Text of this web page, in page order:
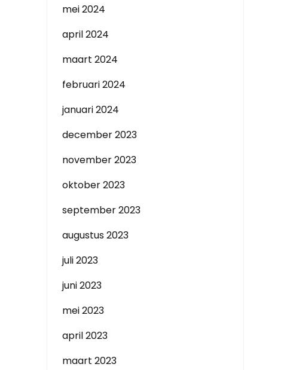
mei 2024
april 2024
maart 2024
februari 2024
januari 2024
december 2023
november 2023
oktober 2023
september 2023
augustus 2023
juli 2023
juni 2023
mei 2023
april 2023
maart 2023